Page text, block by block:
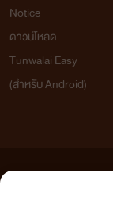
Notice
ดาวน์โหลด
Tunwalai Easy
(สำหรับ Android)